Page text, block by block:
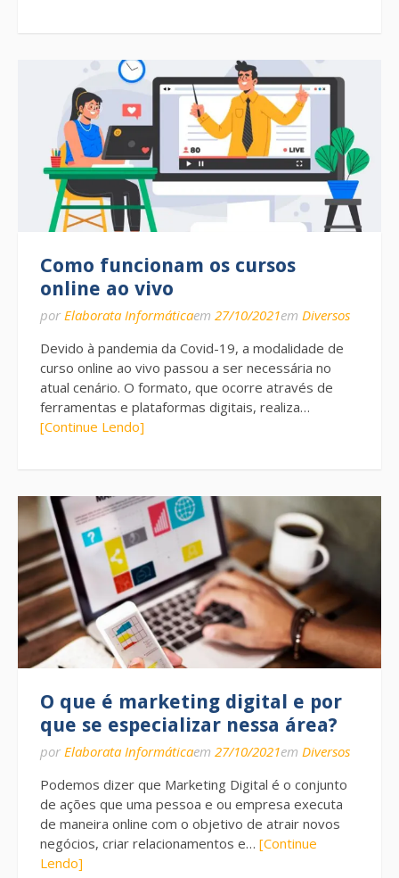
Como funcionam os cursos
online ao vivo
por Elaborata Informáticaem 27/10/2021em Diversos
Devido à pandemia da Covid-19, a modalidade de
curso online ao vivo passou a ser necessária no
atual cenário. O formato, que ocorre através de
ferramentas e plataformas digitais, realiza…
[Continue Lendo]
O que é marketing digital e por
que se especializar nessa área?
por Elaborata Informáticaem 27/10/2021em Diversos
Podemos dizer que Marketing Digital é o conjunto
de ações que uma pessoa e ou empresa executa
de maneira online com o objetivo de atrair novos
negócios, criar relacionamentos e… [Continue
Lendo]